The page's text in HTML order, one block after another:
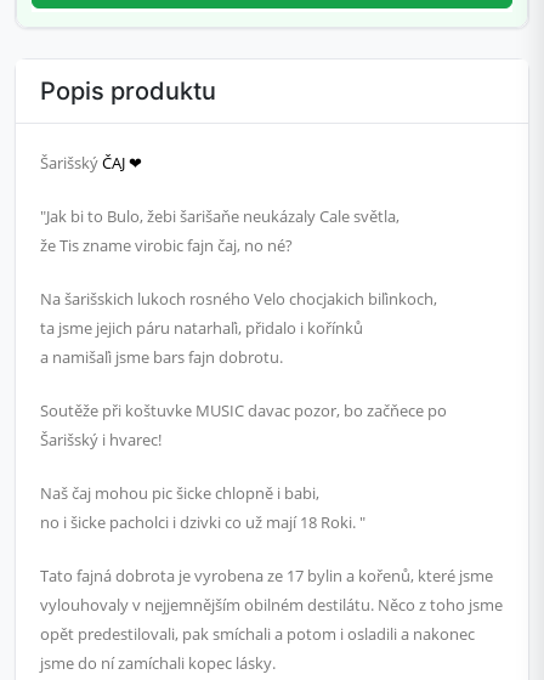
Popis produktu
ŠarišskýČAJ ❤
"Jak bi to Bulo, žebi šarišaňe neukázaly Cale světla,
že Tis zname virobic fajn čaj, no né?
Na šarišskich lukoch rosného Velo chocjakich biľinkoch,
ta jsme jejich páru natarhaľi, přidalo i kořínků
a namišaľi jsme bars fajn dobrotu.
Soutěže při koštuvke MUSIC davac pozor, bo začňece po
Šarišský i hvarec!
Naš čaj mohou pic šicke chlopně i babi,
no i šicke pacholci i dzivki co už mají 18 Roki. "
Tato fajná dobrota je vyrobena ze 17 bylin a kořenů, které jsme
vylouhovaly v nejjemnějším obilném destilátu. Něco z toho jsme
opět predestilovali, pak smíchali a potom i osladili a nakonec
jsme do ní zamíchali kopec lásky.